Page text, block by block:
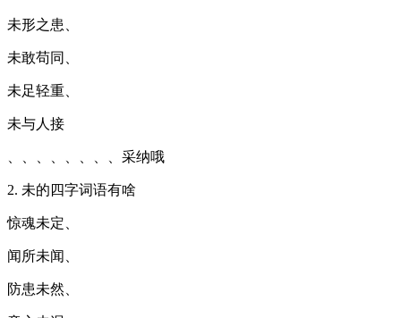
未形之患、
未敢苟同、
未足轻重、
未与人接
、、、、、、、、采纳哦
2. 未的四字词语有啥
惊魂未定、
闻所未闻、
防患未然、